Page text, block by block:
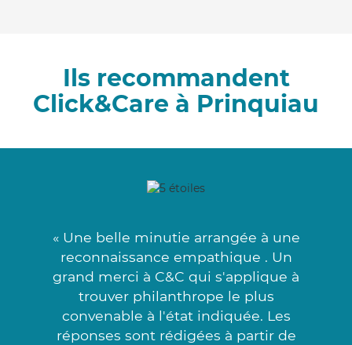
Ils recommandent
Click&Care à Prinquiau
« Une belle minutie arrangée à une
reconnaissance empathique . Un
grand merci à C&C qui s'applique à
trouver philanthrope le plus
convenable à l'état indiquée. Les
réponses sont rédigées à partir de